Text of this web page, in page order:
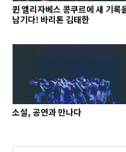
퀸 엘리자베스 콩쿠르에 새 기록
남기다! 바리톤 김태한
소설, 공연과 만나다